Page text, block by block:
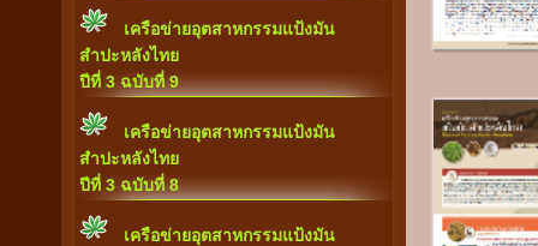
เครือข่ายอุตสาหกรรมแป้งมัน
สำปะหลังไทย
ปีที่ 3 ฉบับที่ 9
เครือข่ายอุตสาหกรรมแป้งมัน
สำปะหลังไทย
ปีที่ 3 ฉบับที่ 8
เครือข่ายอุตสาหกรรมแป้งมัน